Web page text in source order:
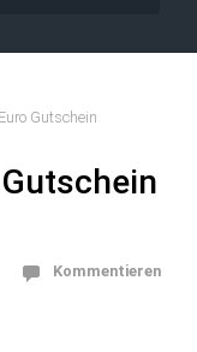
Gutschein
Kommentieren